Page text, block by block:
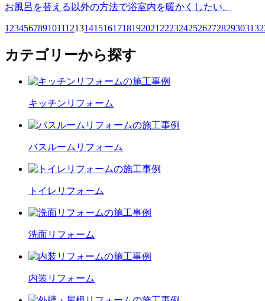
お風呂を替える以外の方法で浴室内を暖かくしたい。
1 23456789101112131415161718192021 2223242526272829303132
カテゴリーから探す
キッチン リフォーム
バスルーム リフォーム
トイレ リフォーム
洗面リフォーム
内装 リフォーム